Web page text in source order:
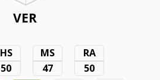
VER
HS
50
MS
47
RA
50